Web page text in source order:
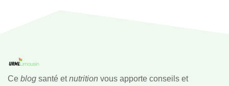
Ce blog santé etnutrition vous apporte conseils et